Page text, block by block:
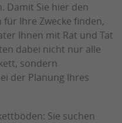
Damit Sie hier den
Ihre Zwecke finden,
Ihnen mit Rat und Tat
dabei nicht nur alle
sondern
der Planung Ihres
Sie suchen